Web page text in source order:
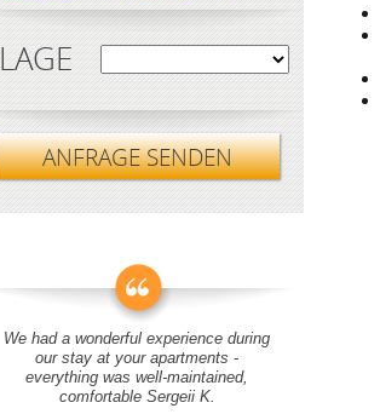
LAGE
ANFRAGE SENDEN
We had a wonderful experience during
our stay at your apartments -
everything was well-maintained,
comfortable Sergeii K.